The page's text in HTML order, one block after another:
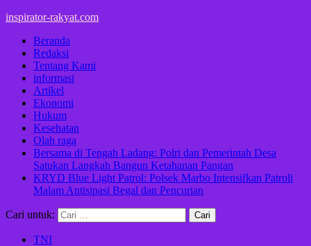
inspirator-rakyat.com
Beranda
Redaksi
Tentang Kami
informasi
Artikel
Ekonomi
Hukum
Kesehatan
Olah raga
Bersama di Tengah Ladang: Polri dan Pemerintah Desa
Satukan Langkah Bangun Ketahanan Pangan
KRYD Blue Light Patrol: Polsek Marbo Intensifkan Patroli
Malam Antisipasi Begal dan Pencurian
Cari untuk:
TNI